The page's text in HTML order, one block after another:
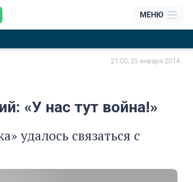
МЕНЮ
21:00, 25 января 2014
«У нас тут война!»
удалось связаться с